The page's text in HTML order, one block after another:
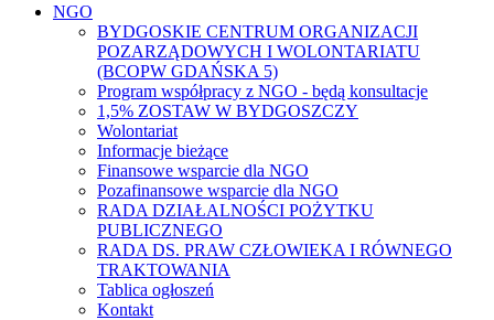
NGO
BYDGOSKIE CENTRUM ORGANIZACJI
POZARZĄDOWYCH I WOLONTARIATU
(BCOPW GDAŃSKA 5)
Program współpracy z NGO - będą konsultacje
1,5% ZOSTAW W BYDGOSZCZY
Wolontariat
Informacje bieżące
Finansowe wsparcie dla NGO
Pozafinansowe wsparcie dla NGO
RADA DZIAŁALNOŚCI POŻYTKU
PUBLICZNEGO
RADA DS. PRAW CZŁOWIEKA I RÓWNEGO
TRAKTOWANIA
Tablica ogłoszeń
Kontakt